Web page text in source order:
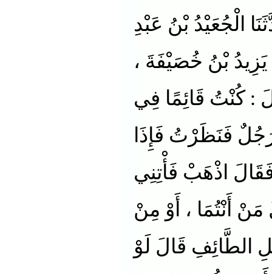
الْجُعَيْدُ بْنُ عَبْدِ
بْنُ خُصَيْفَةَ ،
: كُنْتُ قَائِمًا فِي
فَنَظَرْتُ فَإِذَا
اذْهَبْ فَأْتِنِي
مَنْ أَنْتُمَا ، أَوْ مِنْ
الطَّائِفِ قَالَ لَوْ